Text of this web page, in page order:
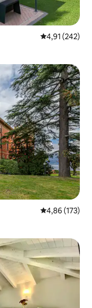
Keskmine
4,91 (242)
Keskmine
4,86 (173)